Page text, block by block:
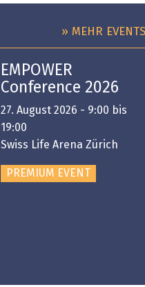
» MEHR EVENTS
EMPOWER
Conference 2026
27. August 2026 - 9:00 bis
19:00
Swiss Life Arena Zürich
PREMIUM EVENT